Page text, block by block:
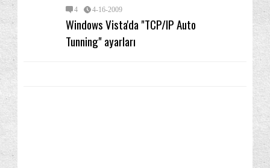
4 4-16-2009
Windows Vista'da "TCP/IP Auto
Tunning" ayarları